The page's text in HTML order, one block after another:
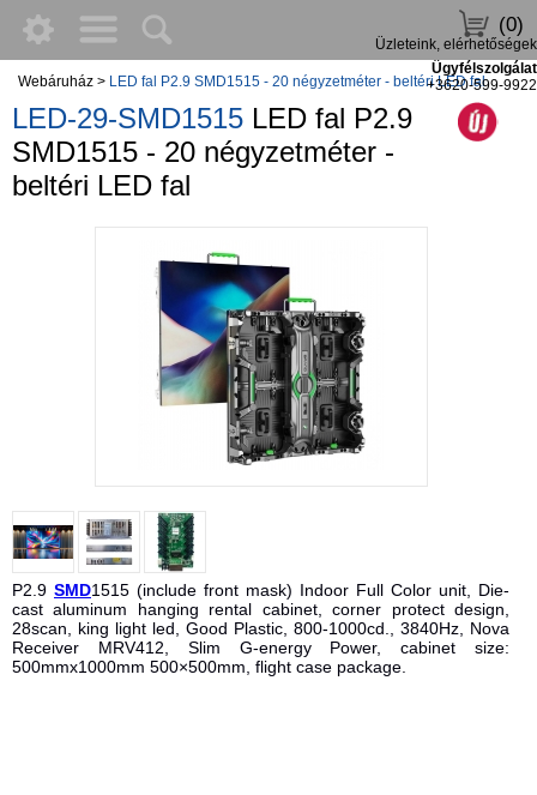
(0)
Üzleteink, elérhetőségek
Ügyfélszolgálat
+3620-599-9922
Webáruház > LED fal P2.9 SMD1515 - 20 négyzetméter - beltéri LED fal
LED-29-SMD1515 LED fal P2.9
SMD1515 - 20 négyzetméter -
beltéri LED fal
P2.9 SMD1515 (include front mask) Indoor Full Color unit, Die-
cast aluminum hanging rental cabinet, corner protect design,
28scan, king light led, Good Plastic, 800-1000cd., 3840Hz, Nova
Receiver MRV412, Slim G-energy Power, cabinet size:
500mmx1000mm 500×500mm, flight case package.